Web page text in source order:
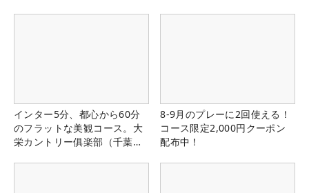
インター5分、都心から60分
のフラットな美観コース。大
栄カントリー俱楽部（千葉
8-9月のプレーに2回使える！
コース限定2,000円クーポン
配布中！